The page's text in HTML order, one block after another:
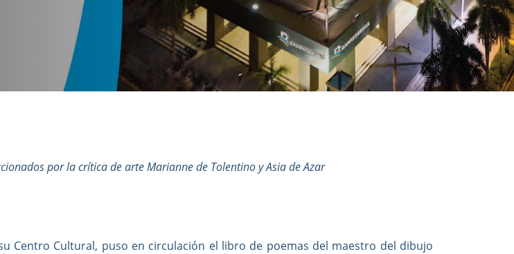
por la crítica de arte Marianne de Tolentino y Asia de Azar
Centro Cultural, puso en circulación el libro de poemas del maestro del dibujo